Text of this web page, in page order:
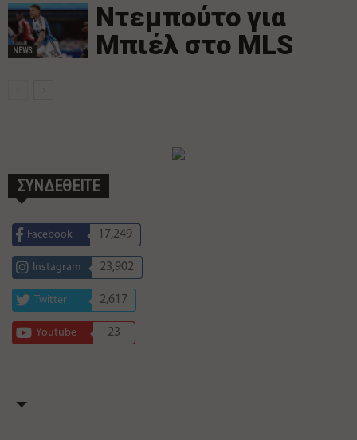
NEWS
Ντεμπούτο για
Μπιέλ στο MLS
ΣΥΝΔΕΘΕΙΤΕ
Facebook 17,249
Instagram 23,902
Twitter 2,617
Youtube 23